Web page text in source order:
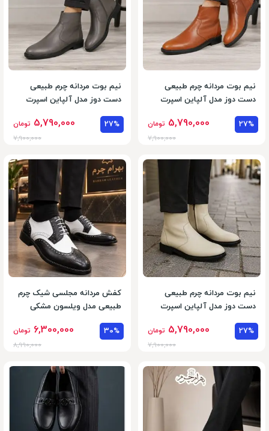
نیم بوت مردانه چرم طبیعی
دست دوز مدل آلپاین اسپرت
27%
5,790,000 تومان
7,900,000
نیم بوت مردانه چرم طبیعی
دست دوز مدل آلپاین اسپرت
27%
5,790,000 تومان
7,900,000
نیم بوت مردانه چرم طبیعی
دست دوز مدل آلپاین اسپرت
27%
5,790,000 تومان
7,900,000
کفش مردانه مجلسی شیک چرم
طبیعی مدل ویلسون مشکی
30%
6,300,000 تومان
8,990,000